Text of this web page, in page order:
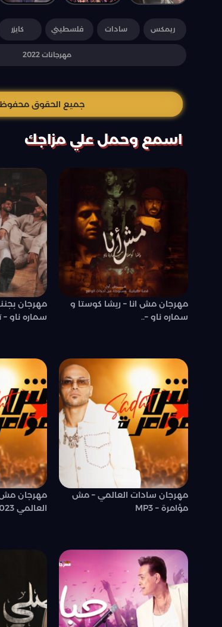
ريمكس سادات فلسطيني كايزر
مهرجانات 2022
جميع الحقوق محفوظة
اسمع وحمل علي مزاجك
مهرجان مش انا – ريشا كوستا و
سماره ناو –..
مهرجان
سماره ناو –
مهرجان سادات العالمي – مش
مؤامرة – MP3
مهرجان مش
العالمي 2023